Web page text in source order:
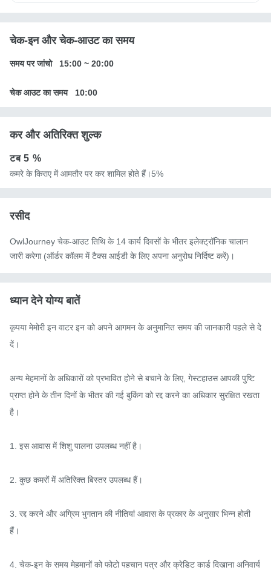
चेक-इन और चेक-आउट का समय
समय पर जांचो 15:00 ~ 20:00
चेक आउट का समय 10:00
कर और अतिरिक्त शुल्क
टब5 %
कमरे के किराए में आमतौर पर कर शामिल होते हैं।5%
रसीद
OwlJourney चेक-आउट तिथि के 14 कार्य दिवसों के भीतर इलेक्ट्रॉनिक चालान
जारी करेगा (ऑर्डर कॉलम में टैक्स आईडी के लिए अपना अनुरोध निर्दिष्ट करें)।
ध्यान देने योग्य बातें
कृपया मेमोरी इन वाटर इन को अपने आगमन के अनुमानित समय की जानकारी पहले से दे
दें।
अन्य मेहमानों के अधिकारों को प्रभावित होने से बचाने के लिए, गेस्टहाउस आपकी पुष्टि
प्राप्त होने के तीन दिनों के भीतर की गई बुकिंग को रद्द करने का अधिकार सुरक्षित रखता
है।
1. इस आवास में शिशु पालना उपलब्ध नहीं है।
2. कुछ कमरों में अतिरिक्त बिस्तर उपलब्ध हैं।
3. रद्द करने और अग्रिम भुगतान की नीतियां आवास के प्रकार के अनुसार भिन्न होती
हैं।
4. चेक-इन के समय मेहमानों को फोटो पहचान पत्र और क्रेडिट कार्ड दिखाना अनिवार्य